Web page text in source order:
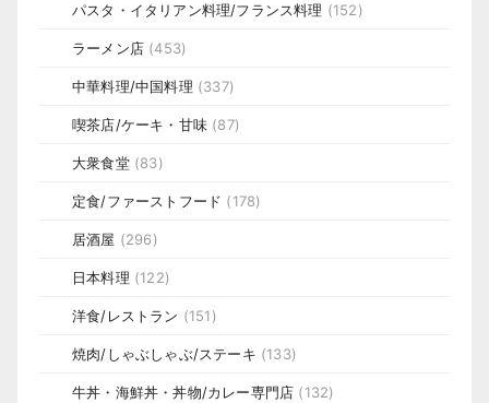
パスタ・イタリアン料理/フランス料理 (152)
ラーメン店 (453)
中華料理/中国料理 (337)
喫茶店/ケーキ・甘味 (87)
大衆食堂(83)
定食/ファーストフード (178)
居酒屋 (296)
日本料理 (122)
洋食/レストラン (151)
焼肉/しゃぶしゃぶ/ステーキ (133)
牛丼・海鮮丼・丼物/カレー専門店 (132)